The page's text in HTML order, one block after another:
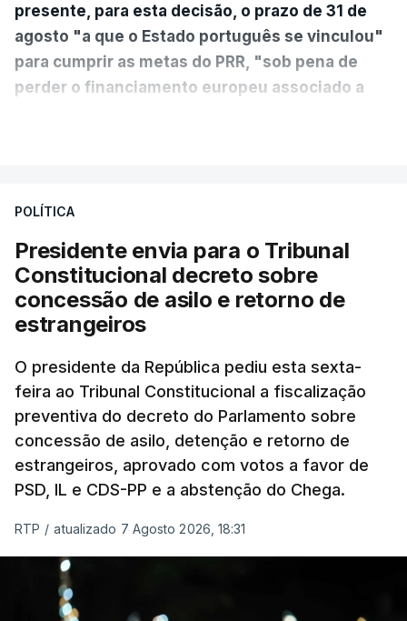
presente, para esta decisão, o prazo de 31 de
agosto "a que o Estado português se vinculou"
para cumprir as metas do PRR, "sob pena de
perder o financiamento europeu associado a
sistema mais simples, mais justo e transparente".
"Sempre que seja possível reduzir burocracias,
eliminar sobreposições e garantir que os apoios
chegam a quem mais necessita, estaremos a dar
um passo na direção certa", argumenta o
Presidente da República.
Assegurar que "ninguém é
prejudicado"
O Preisdente deixa, no entanto, deixa alguns
avisos:uma reforma desta dimensão "deve ter
como primeiro critério a proteção das pessoas"
e "nenhum processo de simplificação pode
POLÍTICA
Presidente envia para o Tribunal
Constitucional decreto sobre
concessão de asilo e retorno de
estrangeiros
O presidente da República pediu esta sexta-
feira ao Tribunal Constitucional a fiscalização
preventiva do decreto do Parlamento sobre
concessão de asilo, detenção e retorno de
estrangeiros, aprovado com votos a favor de
PSD, IL e CDS-PP e a abstenção do Chega.
RTP / atualizado 7 Agosto 2026, 18:31